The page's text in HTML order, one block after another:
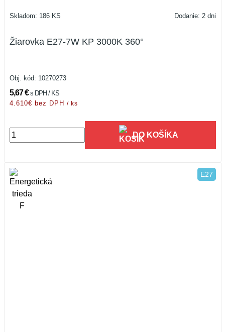
Skladom: 186 KS Dodanie: 2 dni
Žiarovka E27-7W KP 3000K 360°
Obj. kód: 10270273
5,67 €s DPH / KS
4.610€ bez DPH / ks
DO KOŠÍKA
E27